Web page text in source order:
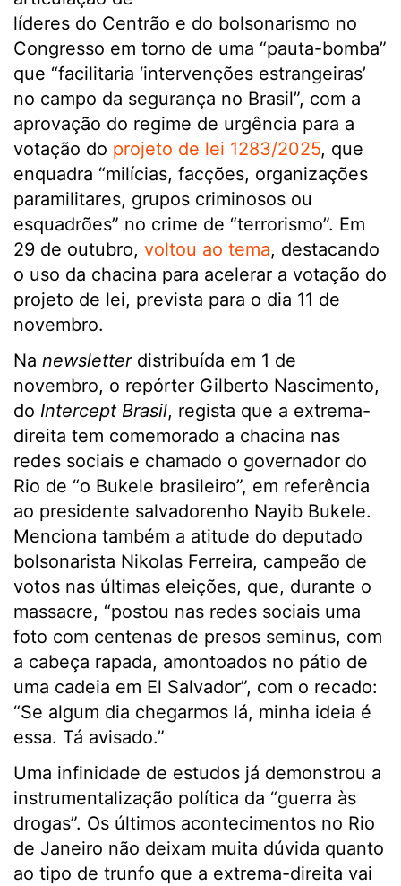
líderes do Centrão e do bolsonarismo no
Congresso em torno de uma “pauta-bomba”
que “facilitaria ‘intervenções estrangeiras’
no campo da segurança no Brasil”, com a
aprovação do regime de urgência para a
votação do projeto de lei 1283/2025, que
enquadra “milícias, facções, organizações
paramilitares, grupos criminosos ou
esquadrões” no crime de “terrorismo”. Em
29 de outubro, voltou ao tema, destacando
o uso da chacina para acelerar a votação do
projeto de lei, prevista para o dia 11 de
novembro.
Na newsletterdistribuída em 1 de
novembro, o repórter Gilberto Nascimento,
do Intercept Brasil, regista que a extrema-
direita tem comemorado a chacina nas
redes sociais e chamado o governador do
Rio de “o Bukele brasileiro”, em referência
ao presidente salvadorenho Nayib Bukele.
Menciona também a atitude do deputado
bolsonarista Nikolas Ferreira, campeão de
votos nas últimas eleições, que, durante o
massacre, “postou nas redes sociais uma
foto com centenas de presos seminus, com
a cabeça rapada, amontoados no pátio de
uma cadeia em El Salvador”, com o recado:
“Se algum dia chegarmos lá, minha ideia é
essa. Tá avisado.”
Uma infinidade de estudos já demonstrou a
instrumentalização política da “guerra às
drogas”. Os últimos acontecimentos no Rio
de Janeiro não deixam muita dúvida quanto
ao tipo de trunfo que a extrema-direita vai